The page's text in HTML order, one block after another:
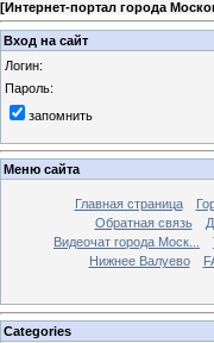
[Интернет-портал города
Вход на сайт
Логин:
Пароль:
запомнить
Меню сайта
Главная страница
Обратная связь
Видеочат города Моск...
Нижнее Валуево
Categories